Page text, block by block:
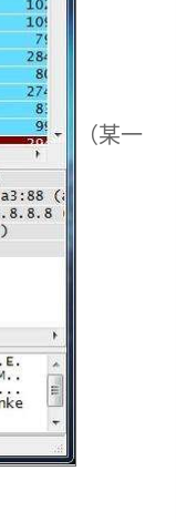
（某一